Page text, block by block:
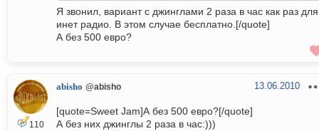
Я звонил, вариант с джинглами 2 раза в час как раз для
инет радио. В этом случае бесплатно.[/quote]
А без 500 евро?
110
abisho @abisho 13.06.2010
[quote=Sweet Jam]А без 500 евро?[/quote]
А без них джинглы 2 раза в час:)))